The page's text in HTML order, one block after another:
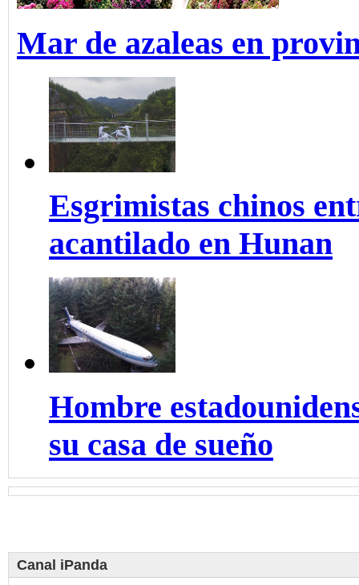
Mar de azaleas en
Esgrimistas chinos
acantilado en Hunan
Hombre
su casa de sueño
Canal iPanda